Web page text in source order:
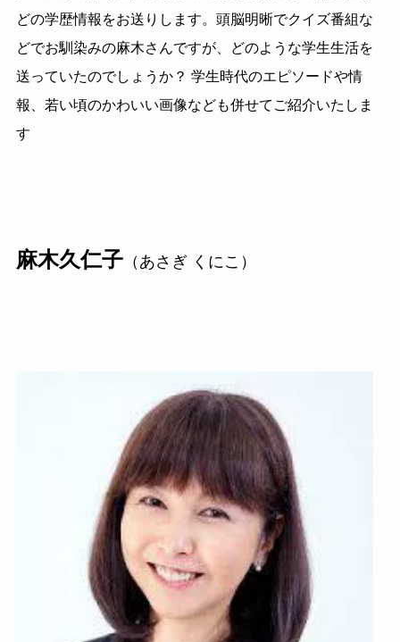
どの学歴情報をお送りします。頭脳明晰でクイズ番組な
どでお馴染みの麻木さんですが、どのような学生生活を
送っていたのでしょうか？ 学生時代のエピソードや情
報、若い頃のかわいい画像なども併せてご紹介いたしま
す
麻木久仁子（あさぎ くにこ）